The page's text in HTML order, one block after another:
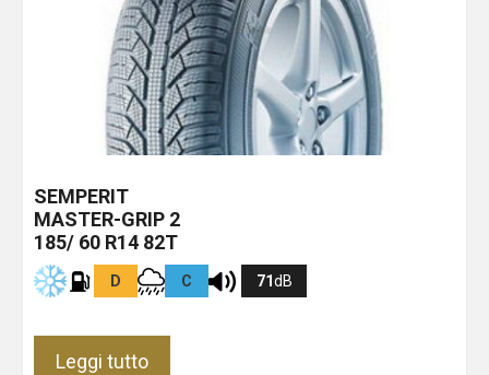
SEMPERIT
MASTER-GRIP 2
185/ 60 R14 82T
D C 71dB
Leggi tutto